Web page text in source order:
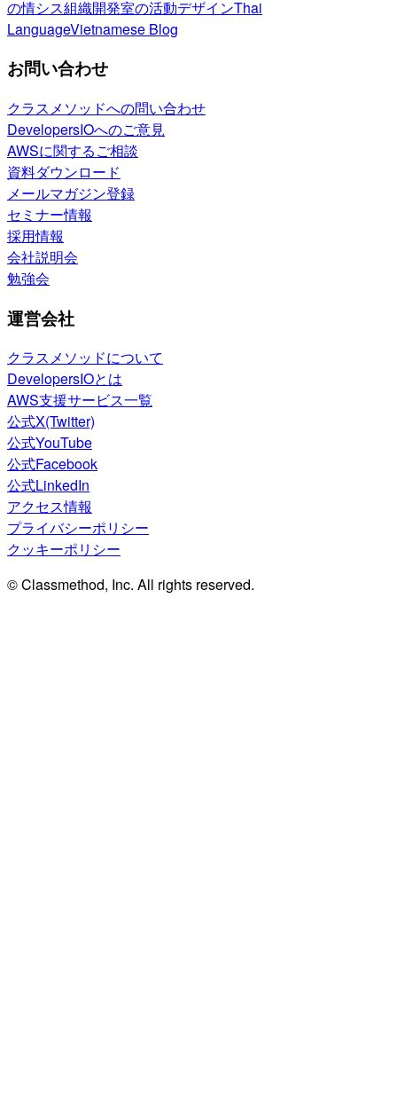
の情シス組織開発室の活動デザインThai
LanguageVietnamese Blog
お問い合わせ
クラスメソッドへの問い合わせ
DevelopersIOへのご意見
AWSに関するご相談
資料ダウンロード
メールマガジン登録
セミナー情報
採用情報
会社説明会
勉強会
運営会社
クラスメソッドについて
DevelopersIOとは
AWS支援サービス一覧
公式X(Twitter)
公式YouTube
公式Facebook
公式LinkedIn
アクセス情報
プライバシーポリシー
クッキーポリシー
© Classmethod, Inc. All rights reserved.